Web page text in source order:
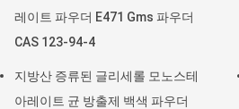
레이트 파우더 E471 Gms 파우더
CAS 123-94-4
지방산 증류된 글리세롤 모노스테
아레이트 균 방출제 백색 파우더